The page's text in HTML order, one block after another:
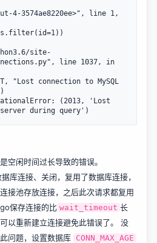
line 1037, in
(2013, 'Lost
空闲时间过长导致的错误。
库连接、关闭，复用了数据库连接，
接池存放连接，之后此次请求都复用
保存连接的比 wait_timeout 长
以重新建立连接避免此错误了。 没
问题，设置数据库 CONN_MAX_AGE